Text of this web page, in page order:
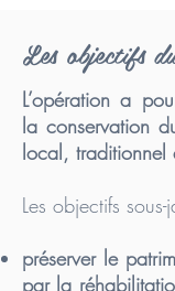
Les objectifs
L’opération a
la conservation
local, traditionnel
Les objectifs
préserver le
par la